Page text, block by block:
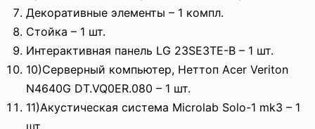
Декоративные элементы – 1 компл.
Стойка – 1 шт.
Интерактивная панель LG 23SE3TE-B – 1 шт.
10)Серверный компьютер, Неттоп Acer Veriton
N4640G DT.VQ0ER.080 – 1 шт.
11)Акустическая система Microlab Solo-1 mk3 – 1
шт.